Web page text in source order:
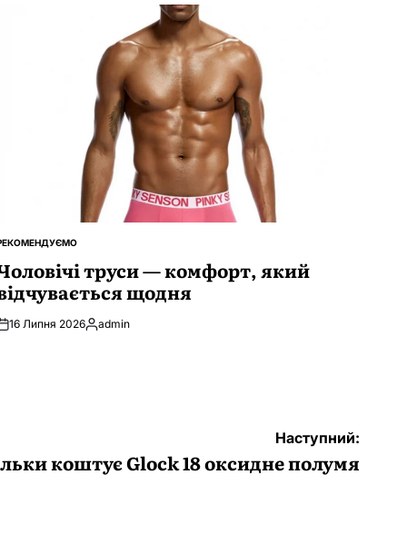
труси — комфорт, який
щодня
16 Липня 2026Опубліковано
admin
Наступний:
коштує Glock 18 оксидне полумя